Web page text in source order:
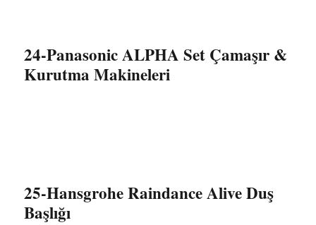
24-Panasonic ALPHA Set Çamaşır &
Kurutma Makineleri
25-Hansgrohe Raindance Alive Duş
Başlığı